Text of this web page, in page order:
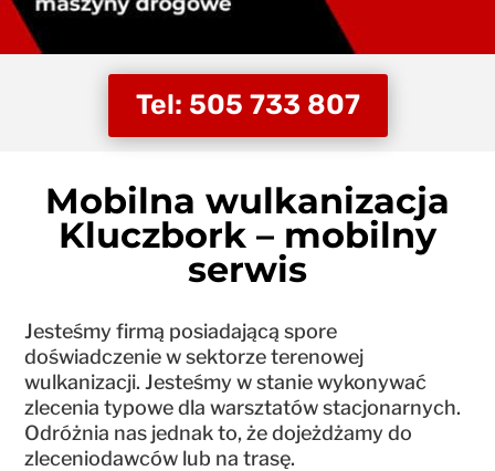
Tel: 505 733 807
Mobilna wulkanizacja
Kluczbork – mobilny
serwis
Jesteśmy firmą posiadającą spore
doświadczenie w sektorze terenowej
wulkanizacji. Jesteśmy w stanie wykonywać
zlecenia typowe dla warsztatów stacjonarnych.
Odróżnia nas jednak to, że dojeżdżamy do
zleceniodawców lub na trasę.